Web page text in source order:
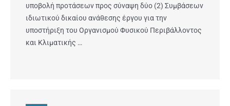
υποβολή προτάσεων προς σύναψη δύο (2) Συμβάσεων
ιδιωτικού δικαίου ανάθεσης έργου για την
υποστήριξη του Οργανισμού Φυσικού Περιβάλλοντος
και Κλιματικής …